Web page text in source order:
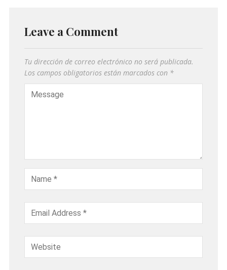
Leave a Comment
Tu dirección de correo electrónico no será publicada.
Los campos obligatorios están marcados con *